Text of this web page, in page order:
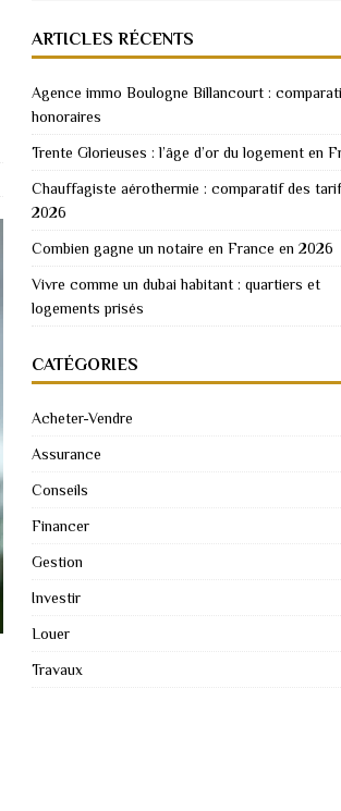
ARTICLES RÉCENTS
Agence immo Boulogne Billancourt :
honoraires
Trente Glorieuses : l’âge d’or du logement en
Chauffagiste aérothermie : comparatif des
2026
Combien gagne un notaire en France en 2026
Vivre comme un dubai habitant : quartiers et
logements prisés
CATÉGORIES
Acheter-Vendre
Assurance
Conseils
Financer
Gestion
Investir
Louer
Travaux